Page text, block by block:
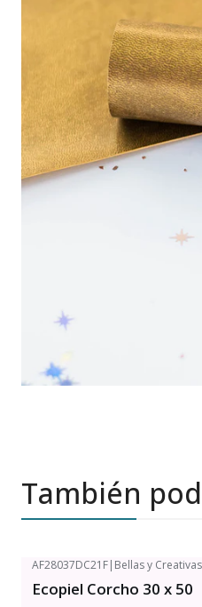
También
AF28037DC21F| Bellas y Creativas
Ecopiel Corcho 30 x 50